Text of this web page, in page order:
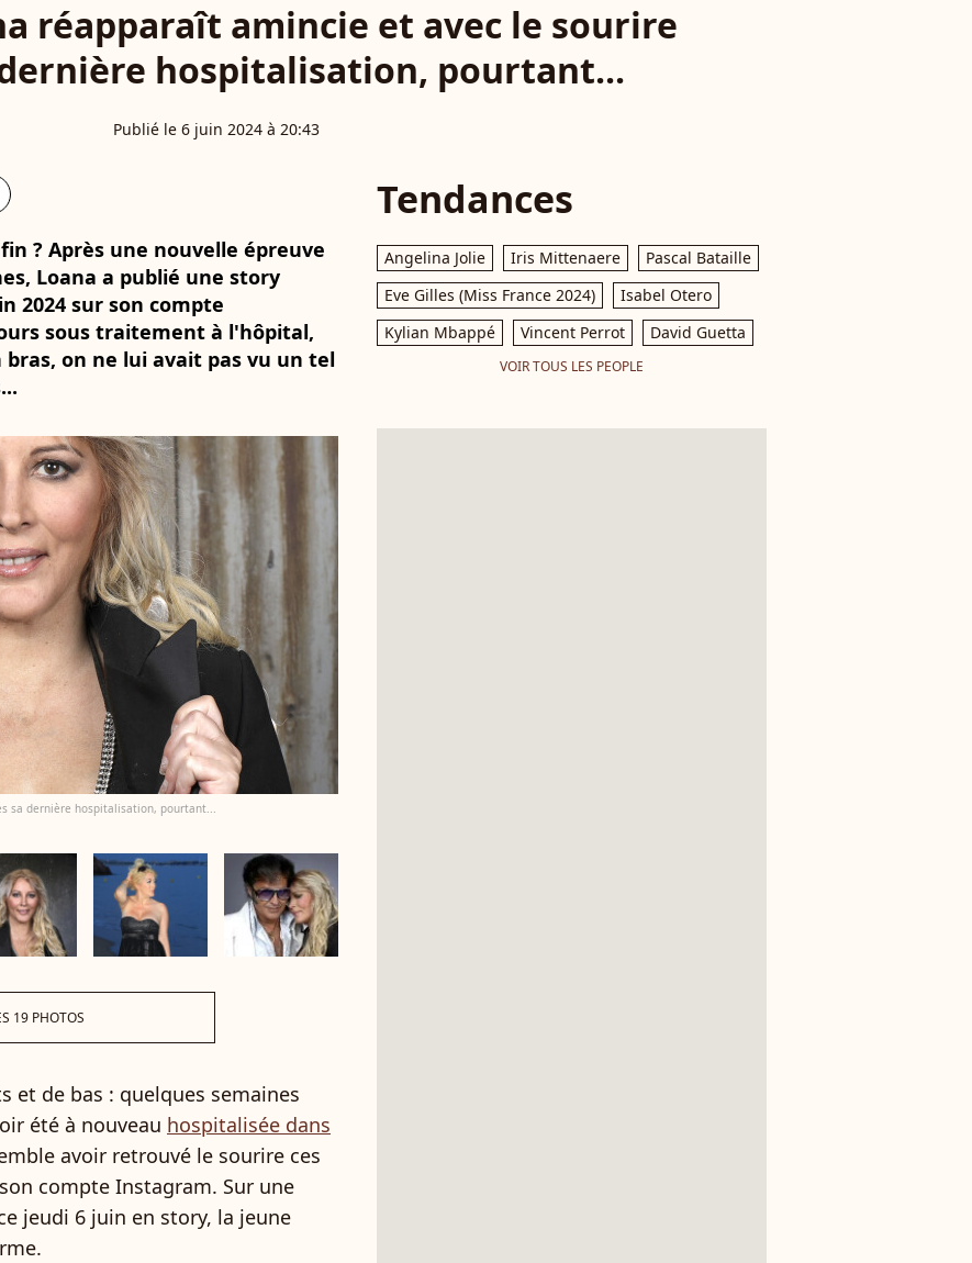
réapparaît amincie et avec le sourire
hospitalisation, pourtant...
Publié le 6 juin 2024 à 20:43
? Après une nouvelle épreuve
Loana a publié une story
2024 sur son compte
sous traitement à l'hôpital,
on ne lui avait pas vu un tel
sa dernière hospitalisation, pourtant...
19 PHOTOS
et de bas : quelques semaines
été à nouveau hospitalisée dans
avoir retrouvé le sourire ces
compte Instagram. Sur une
jeudi 6 juin en story, la jeune
Tendances
Angelina Jolie Iris Mittenaere
Pascal Bataille
Eve Gilles (Miss France 2024)
Isabel Otero
Kylian Mbappé
Vincent Perrot David Guetta
VOIR TOUS LES PEOPLE